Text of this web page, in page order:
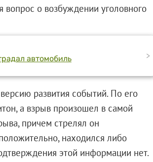
вопрос о возбуждении уголовного
автомобиль >
развития событий. По его
а взрыв произошел в самой
причем стрелял он
находился либо
этой информации нет.